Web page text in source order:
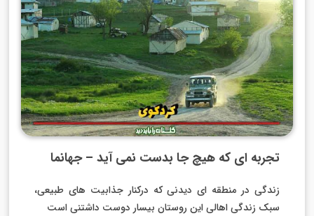
تجربه ای که هیچ جا بدست نمی آید – جهانما
زندگی در منطقه ای دیدنی که درکنار جذابیت های طبیعی،
سبک زندگی اهالی این روستان بیسار دوست داشتنی است